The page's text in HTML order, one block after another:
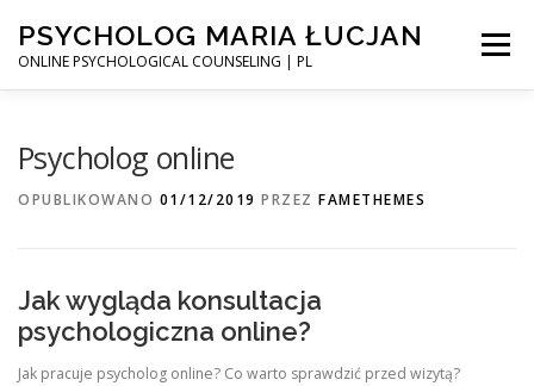
treści
PSYCHOLOG MARIA ŁUCJAN
ONLINE PSYCHOLOGICAL COUNSELING | PL
Menu
INSTAGRAM
Psycholog online
OPUBLIKOWANO 01/12/2019 PRZEZ FAMETHEMES
Jak wygląda konsultacja
psychologiczna online?
Jak pracuje psycholog online? Co warto sprawdzić przed wizytą?